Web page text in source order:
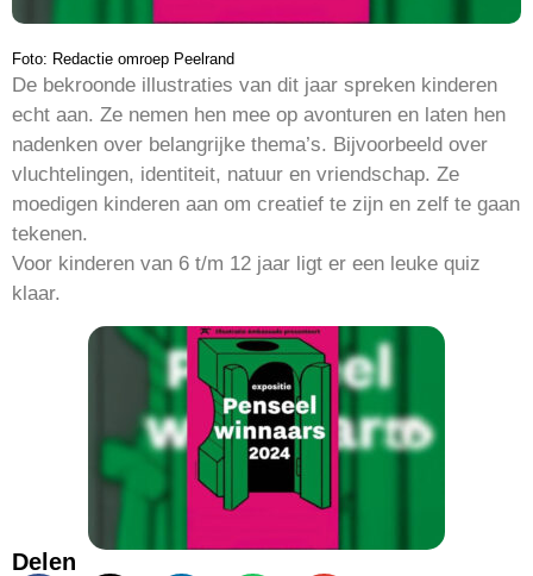
Foto: Redactie omroep Peelrand
De bekroonde illustraties van dit jaar spreken kinderen
echt aan. Ze nemen hen mee op avonturen en laten hen
nadenken over belangrijke thema’s. Bijvoorbeeld over
vluchtelingen, identiteit, natuur en vriendschap. Ze
moedigen kinderen aan om creatief te zijn en zelf te gaan
tekenen.
Voor kinderen van 6 t/m 12 jaar ligt er een leuke quiz
klaar.
Delen